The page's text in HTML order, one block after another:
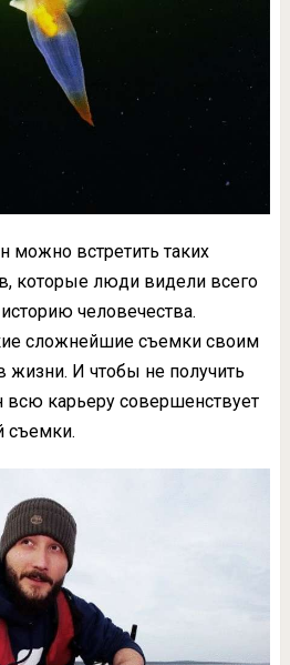
можно встретить таких
которые люди видели всего
человечества.
сложнейшие съемки своим
И чтобы не получить
всю карьеру совершенствует
съемки.